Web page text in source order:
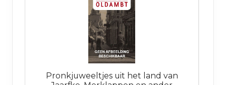
Pronkjuweeltjes uit het land van